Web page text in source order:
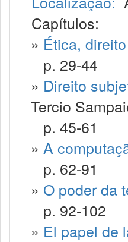
Capítulos:
» Ética,
p. 29-44
» Direito
Tercio
p. 45-61
» A
p. 62-91
» O poder da
p. 92-102
» El papel de